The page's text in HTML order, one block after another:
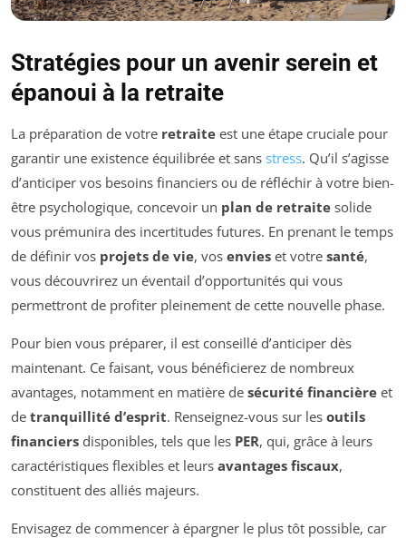
Stratégies pour un avenir serein et
épanoui à la retraite
La préparation de votre retraite est une étape cruciale pour
garantir une existence équilibrée et sans stress. Qu’il s’agisse
d’anticiper vos besoins financiers ou de réfléchir à votre bien-
être psychologique, concevoir un plan de retraite solide
vous prémunira des incertitudes futures. En prenant le temps
de définir vos projets de vie, vos envies et votre santé,
vous découvrirez un éventail d’opportunités qui vous
permettront de profiter pleinement de cette nouvelle phase.
Pour bien vous préparer, il est conseillé d’anticiper dès
maintenant. Ce faisant, vous bénéficierez de nombreux
avantages, notamment en matière de sécurité financière et
de tranquillité d’esprit. Renseignez-vous sur les outils
financiers disponibles, tels que les PER, qui, grâce à leurs
caractéristiques flexibles et leurs avantages fiscaux,
constituent des alliés majeurs.
Envisagez de commencer à épargner le plus tôt possible, car